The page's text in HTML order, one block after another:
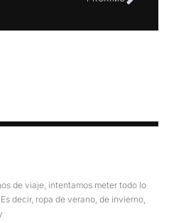
de viaje, intentamos meter todo lo
decir, ropa de verano, de invierno,